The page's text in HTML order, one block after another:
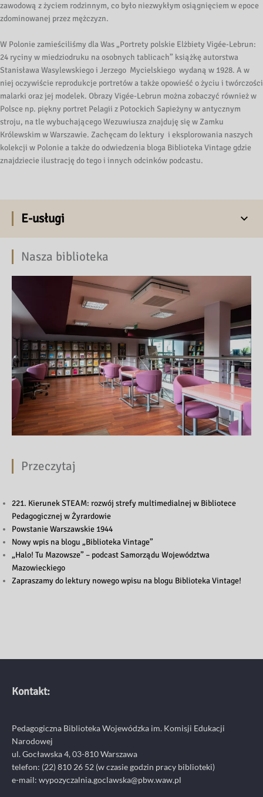
zawodową z życiem rodzinnym, co było niezwykłym osiągnięciem w epoce
zdominowanej przez mężczyzn.
W Polonie zamieściliśmy dla Was „Portrety polskie Elżbiety Vigée-Lebrun:
24 ryciny w miedziodruku na osobnych tablicach” książkę autorstwa
Stanisława Wasylewskiego i Jerzego Mycielskiego wydaną w 1928. A w
niej oczywiście reprodukcje portretów a także opowieść o życiu i twórczości
malarki oraz jej modelek. Obrazy Vigée-Lebrun można zobaczyć również w
Polsce np. piękny portret Pelagii z Potockich Sapieżyny w antycznym
stroju, na tle wybuchającego Wezuwiusza znajduję się w Zamku
Królewskim w Warszawie. Zachęcam do lektury i eksplorowania naszych
kolekcji w Polonie a także do odwiedzenia bloga Biblioteka Vintage gdzie
znajdziecie ilustrację do tego i innych odcinków podcastu.
E-usługi
Nasza biblioteka
Przeczytaj
221. Kierunek STEAM: rozwój strefy multimedialnej w Bibliotece
Pedagogicznej w Żyrardowie
Powstanie Warszawskie 1944
Nowy wpis na blogu „Biblioteka Vintage”
„Halo! Tu Mazowsze” – podcast Samorządu Województwa
Mazowieckiego
Zapraszamy do lektury nowego wpisu na blogu Biblioteka Vintage!
Kontakt:
Pedagogiczna Biblioteka Wojewódzka im. Komisji Edukacji
Narodowej
ul. Gocławska 4, 03-810 Warszawa
telefon: (22) 810 26 52 (w czasie godzin pracy biblioteki)
e-mail: wypozyczalnia.goclawska@pbw.waw.pl